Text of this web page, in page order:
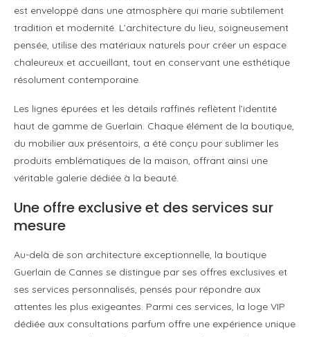
est enveloppé dans une atmosphère qui marie subtilement
tradition et modernité. L’architecture du lieu, soigneusement
pensée, utilise des matériaux naturels pour créer un espace
chaleureux et accueillant, tout en conservant une esthétique
résolument contemporaine.
Les lignes épurées et les détails raffinés reflètent l’identité
haut de gamme de Guerlain. Chaque élément de la boutique,
du mobilier aux présentoirs, a été conçu pour sublimer les
produits emblématiques de la maison, offrant ainsi une
véritable galerie dédiée à la beauté.
Une offre exclusive et des services sur
mesure
Au-delà de son architecture exceptionnelle, la boutique
Guerlain de Cannes se distingue par ses offres exclusives et
ses services personnalisés, pensés pour répondre aux
attentes les plus exigeantes. Parmi ces services, la loge VIP
dédiée aux consultations parfum offre une expérience unique